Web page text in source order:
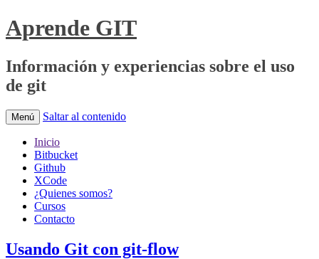
Aprende GIT
Información y experiencias sobre el uso
de git
Menú Saltar al contenido
Inicio
Bitbucket
Github
XCode
¿Quienes somos?
Cursos
Contacto
Usando Git con git-flow